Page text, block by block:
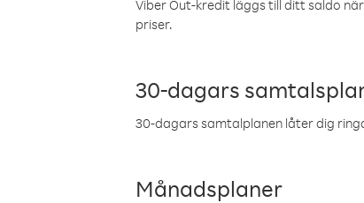
Viber Out-kredit läggs till ditt saldo
priser.
30-dagars
30-dagars samtalplanen låter dig
Månadsplaner